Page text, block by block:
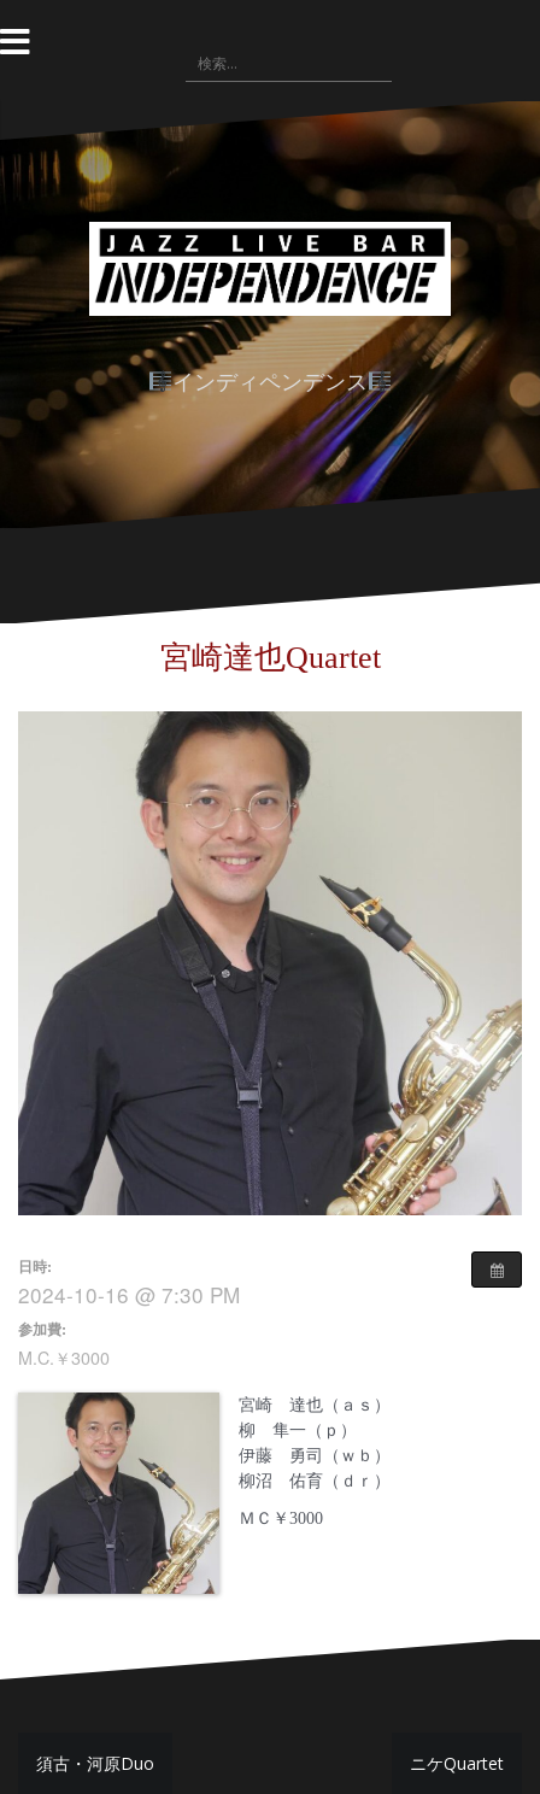
ン
テ
へ
ス
検
索:
インディペンデンス
宮崎達也Quartet
日時:
2024-10-16 @ 7:30 PM
参加費:
M.C.￥3000
宮崎 達也（ａｓ）
柳 隼一（ｐ）
伊藤 勇司（ｗｂ）
柳沼 佑育（ｄｒ）
ＭＣ￥3000
投
須古・河原Duo ニケQuartet